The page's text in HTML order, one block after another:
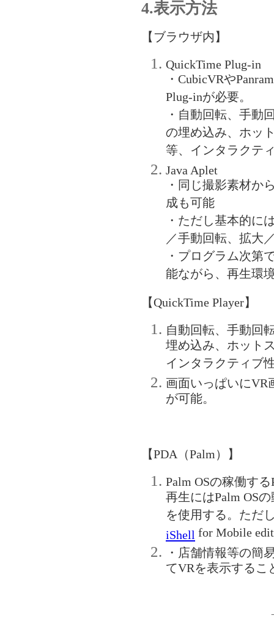
4.表示方法
【ブラウザ内】
QuickTime Plug-in
・CubicVRや
Plug-inが必要。
・自動回転、手動
の埋め込み、ホッ
等、インタラクテ
Java Aplet
・同じ撮影素材か
成も可能
・ただし基本的に
／手動回転、拡大
・プログラム次第
能ながら、再生環
【QuickTime Player】
自動回転、手動回
埋め込み、ホット
インタラクティブ
画面いっぱいにVR
が可能。
【PDA（Palm）】
Palm OSの稼働す
再生にはPalm OS
を使用する。ただ
iShell for Mobile
・店舗情報等の簡
てVRを表示するこ